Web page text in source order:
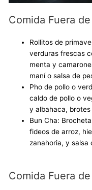
Comida Fuera
Rollitos de
verduras frescas
menta y
maní o salsa de
Pho de pollo o
caldo de pollo o
y albahaca,
Bun Cha:
fideos de arroz,
zanahoria, y salsa
Comida Fuera